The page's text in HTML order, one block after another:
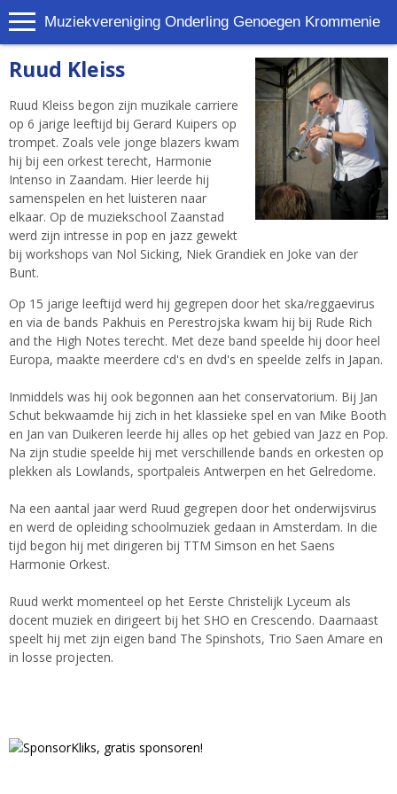
Muziekvereniging Onderling Genoegen Krommenie
Ruud Kleiss
Ruud Kleiss begon zijn muzikale carriere
op 6 jarige leeftijd bij Gerard Kuipers op
trompet. Zoals vele jonge blazers kwam
hij bij een orkest terecht, Harmonie
Intenso in Zaandam. Hier leerde hij
samenspelen en het luisteren naar
elkaar. Op de muziekschool Zaanstad
werd zijn intresse in pop en jazz gewekt
bij workshops van Nol Sicking, Niek Grandiek en Joke van der
Bunt.
Op 15 jarige leeftijd werd hij gegrepen door het ska/reggaevirus
en via de bands Pakhuis en Perestrojska kwam hij bij Rude Rich
and the High Notes terecht. Met deze band speelde hij door heel
Europa, maakte meerdere cd's en dvd's en speelde zelfs in Japan.
Inmiddels was hij ook begonnen aan het conservatorium. Bij Jan
Schut bekwaamde hij zich in het klassieke spel en van Mike Booth
en Jan van Duikeren leerde hij alles op het gebied van Jazz en Pop.
Na zijn studie speelde hij met verschillende bands en orkesten op
plekken als Lowlands, sportpaleis Antwerpen en het Gelredome.
Na een aantal jaar werd Ruud gegrepen door het onderwijsvirus
en werd de opleiding schoolmuziek gedaan in Amsterdam. In die
tijd begon hij met dirigeren bij TTM Simson en het Saens
Harmonie Orkest.
Ruud werkt momenteel op het Eerste Christelijk Lyceum als
docent muziek en dirigeert bij het SHO en Crescendo. Daarnaast
speelt hij met zijn eigen band The Spinshots, Trio Saen Amare en
in losse projecten.